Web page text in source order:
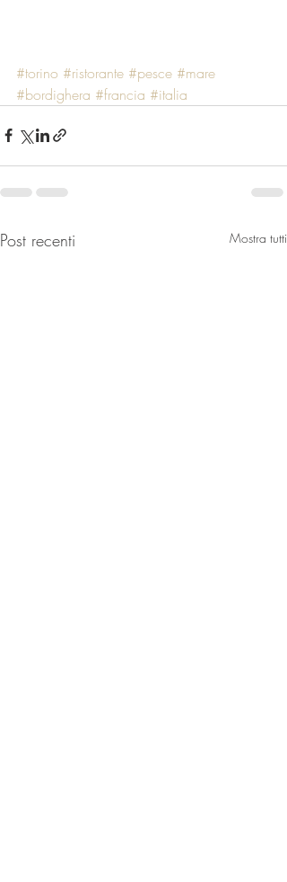
#torino #ristorante #pesce #mare
#bordighera #francia #italia
Post recenti Mostra tutti